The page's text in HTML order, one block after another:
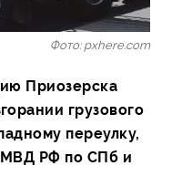
Фото: pxhere.com
Приозерска
грузового
переулку,
МВД РФ по СПб и